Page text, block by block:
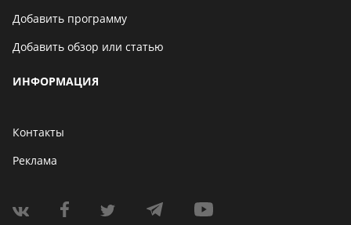
Добавить программу
Добавить обзор или статью
ИНФОРМАЦИЯ
Контакты
Реклама